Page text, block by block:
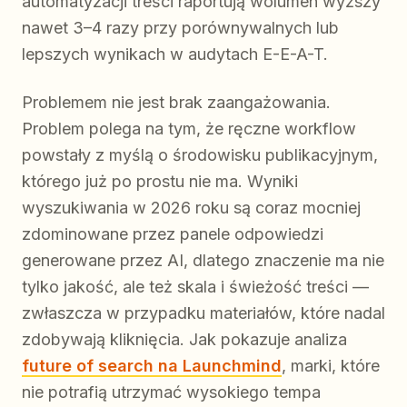
nawet 3–4 razy przy porównywalnych lub
lepszych wynikach w audytach E-E-A-T.
Problemem nie jest brak zaangażowania.
Problem polega na tym, że ręczne workflow
powstały z myślą o środowisku publikacyjnym,
którego już po prostu nie ma. Wyniki
wyszukiwania w 2026 roku są coraz mocniej
zdominowane przez panele odpowiedzi
generowane przez AI, dlatego znaczenie ma nie
tylko jakość, ale też skala i świeżość treści —
zwłaszcza w przypadku materiałów, które nadal
zdobywają kliknięcia. Jak pokazuje analiza
future of search na Launchmind, marki, które
nie potrafią utrzymać wysokiego tempa